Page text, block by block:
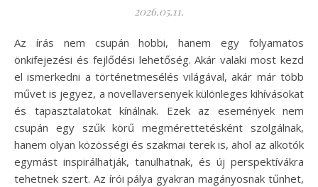
2026.05.11.
Az írás nem csupán hobbi, hanem egy folyamatos
önkifejezési és fejlődési lehetőség. Akár valaki most kezd
el ismerkedni a történetmesélés világával, akár már több
művet is jegyez, a novellaversenyek különleges kihívásokat
és tapasztalatokat kínálnak. Ezek az események nem
csupán egy szűk körű megmérettetésként szolgálnak,
hanem olyan közösségi és szakmai terek is, ahol az alkotók
egymást inspirálhatják, tanulhatnak, és új perspektívákra
tehetnek szert. Az írói pálya gyakran magányosnak tűnhet,